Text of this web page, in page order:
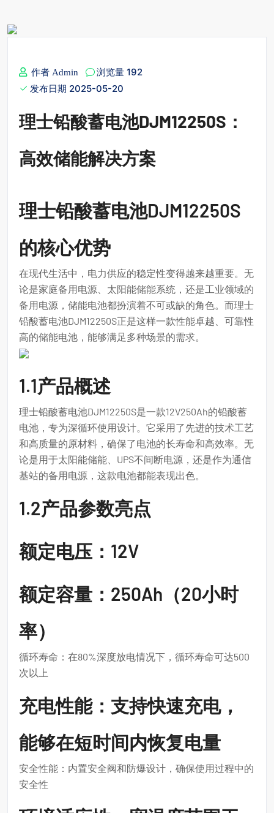
作者 Admin
浏览量 192
发布日期 2025-05-20
理士铅酸蓄电池DJM12250S：
高效储能解决方案
理士铅酸蓄电池DJM12250S
的核心优势
在现代生活中，电力供应的稳定性变得越来越重要。无
论是家庭备用电源、太阳能储能系统，还是工业领域的
备用电源，储能电池都扮演着不可或缺的角色。而理士
铅酸蓄电池DJM12250S正是这样一款性能卓越、可靠性
高的储能电池，能够满足多种场景的需求。
1.1产品概述
理士铅酸蓄电池DJM12250S是一款12V250Ah的铅酸蓄
电池，专为深循环使用设计。它采用了先进的技术工艺
和高质量的原材料，确保了电池的长寿命和高效率。无
论是用于太阳能储能、UPS不间断电源，还是作为通信
基站的备用电源，这款电池都能表现出色。
1.2产品参数亮点
额定电压：12V
额定容量：250Ah（20小时
率）
循环寿命：在80%深度放电情况下，循环寿命可达500
次以上
充电性能：支持快速充电，
能够在短时间内恢复电量
安全性能：内置安全阀和防爆设计，确保使用过程中的
安全性